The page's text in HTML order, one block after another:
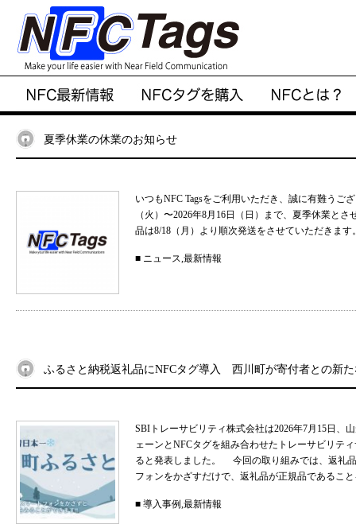
夏季休業の休業のお知らせ
いつもNFC Tagsをご利用いただき、誠に有難う
（火）〜2026年8月16日（日）まで、夏季休業と
品は8/18（月）より順次発送をさせていただきま
■ ニュース,最新情報
ふるさと納税返礼品にNFCタグ導入 西川町が寄付者との新
SBIトレーサビリティ株式会社は2026年7月15日、
ェーンとNFCタグを組み合わせたトレーサビリテ
ると発表しました。 今回の取り組みでは、返礼
フォンをかざすだけで、返礼品が正規品であるこ
■ 導入事例,最新情報